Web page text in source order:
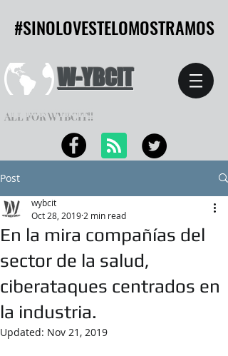
#SINOLOVESTELOMOSTRAMOS
#SINOLOVESTELOMOSTRAMOS
ALL FOR WYBCIT!!
W-YBCIT
Post
En la mira compañías del
sector de la salud,
ciberataques centrados en
la industria.
wybcit
Oct 28, 2019 2 min read
Updated: Nov 21, 2019